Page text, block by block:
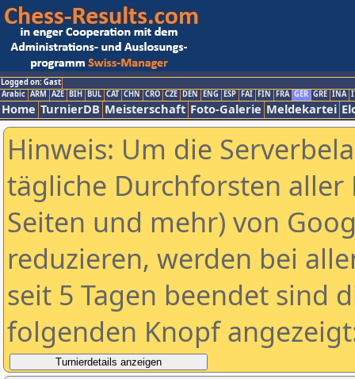
Logged on: Gast
Arabic ARM AZE BIH BUL CAT CHN CRO CZE DEN ENG ESP FAI FIN FRA GER GRE INA
Home TurnierDB Meisterschaft Foto-Galerie Meldekartei
Hinweis: Um die
tägliche Durchforsten aller
Seiten und mehr) von
reduzieren, werden bei
seit 5 Tagen beendet sind
folgenden Knopf